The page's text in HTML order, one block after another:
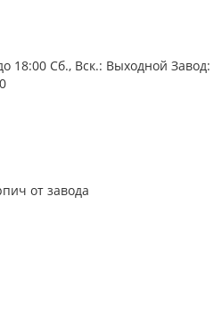
18:00 Сб., Вск.: Выходной Завод:
от завода